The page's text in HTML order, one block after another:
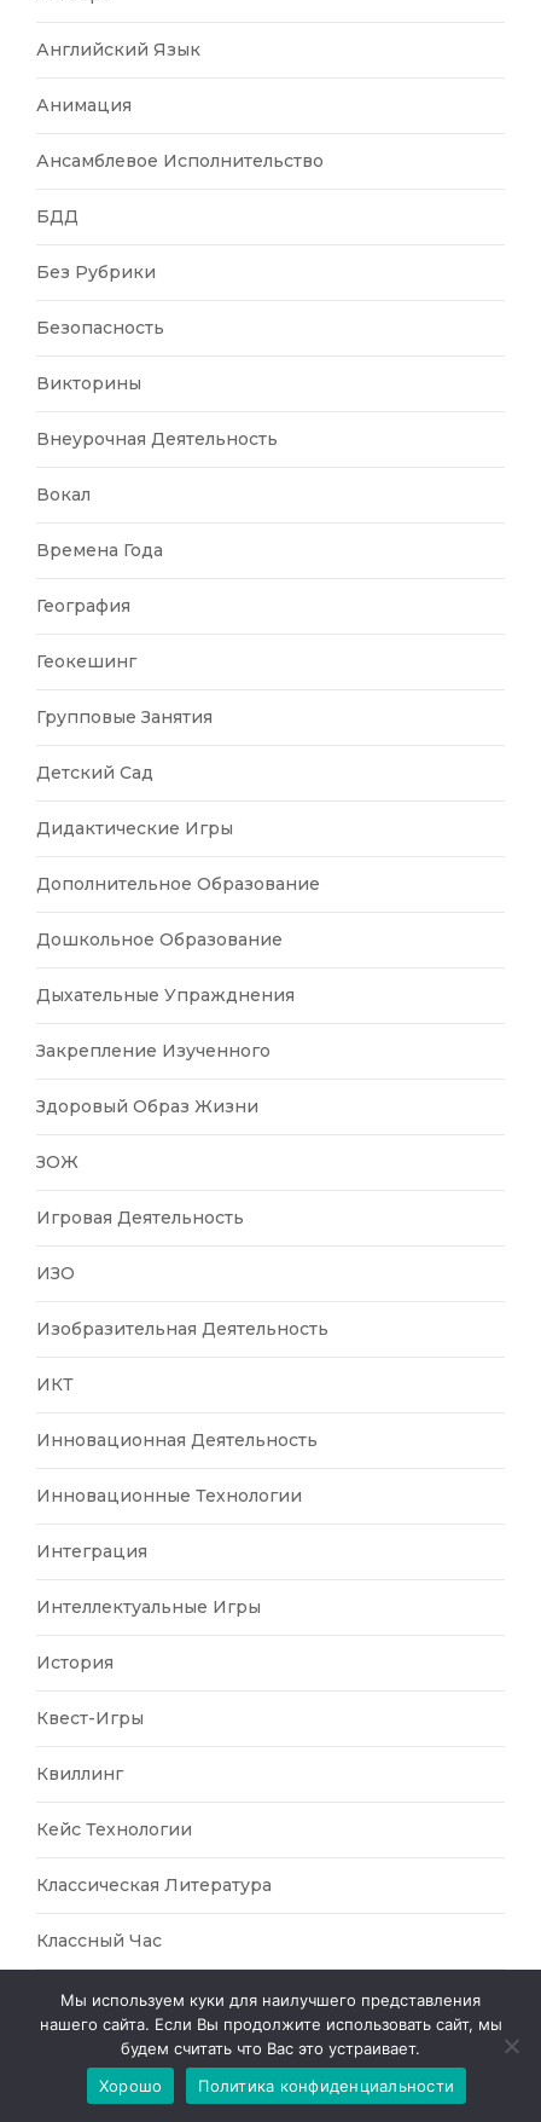
Английский Язык
Анимация
Ансамблевое Исполнительство
БДД
Без Рубрики
Безопасность
Викторины
Внеурочная Деятельность
Вокал
Времена Года
География
Геокешинг
Групповые Занятия
Детский Сад
Дидактические Игры
Дополнительное Образование
Дошкольное Образование
Дыхательные Упражднения
Закрепление Изученного
Здоровый Образ Жизни
ЗОЖ
Игровая Деятельность
ИЗО
Изобразительная Деятельность
ИКТ
Инновационная Деятельность
Инновационные Технологии
Интеграция
Интеллектуальные Игры
История
Квест-Игры
Квиллинг
Кейс Технологии
Классическая Литература
Классный Час
Книжный Уголок
Комплекс Упражнений
Конкурсная Деятельность
Мы используем куки для наилучшего представления
нашего сайта. Если Вы продолжите использовать сайт, мы
будем считать что Вас это устраивает.
Хорошо
Политика конфиденциальности